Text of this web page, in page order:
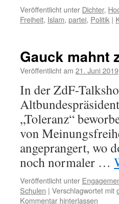
Veröffentlicht unter Dichter,
Freiheit, Islam, partei, Politik |
Gauck mahnt
Veröffentlicht am 21. Juni 2019
In der ZdF-
„Toleranz“
von
angeprangert, wo
noch normaler …
Veröffentlicht unter
Schulen | Verschlagwortet mit
Kommentar hinterlassen